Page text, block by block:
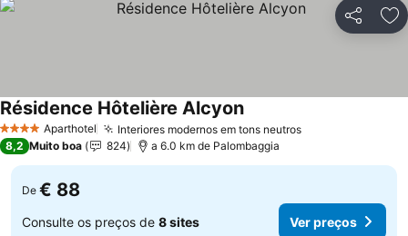
Partilhar
4 EstrelasAparthotel Interiores modernos em tons neutrosVer preços
Résidence Hôtelière AlcyonVer preços
8,2 Muito boa 824 a 6.0 km de Palombaggia
De € 88
Consulte os preços de 8 sites Ver preços